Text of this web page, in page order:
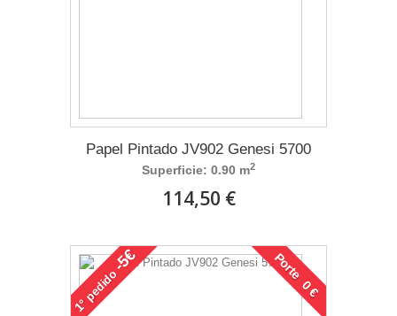
Papel Pintado JV902 Genesi 5700
Superficie: 0.90 m2
114,50 €
1°
pedido
-5€ Porte 0 €